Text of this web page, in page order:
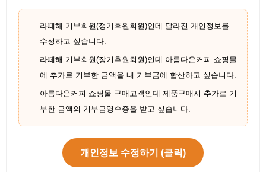
라떼해 기부회원(정기후원회원)인데 달라진 개인정보를
수정하고 싶습니다.
라떼해 기부회원(장기후원회원)인데 아름다운커피 쇼핑몰
에 추가로 기부한 금액을 내 기부금에 합산하고 싶습니다.
아름다운커피 쇼핑몰 구매고객인데 제품구매시 추가로 기
부한 금액의 기부금영수증을 받고 싶습니다.
개인정보 수정하기 (클릭)